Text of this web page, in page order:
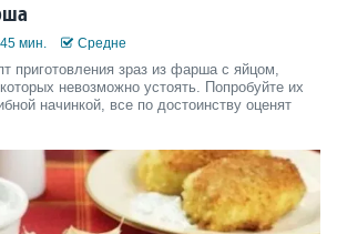
45 мин. Средне
приготовления зраз из фарша с яйцом,
невозможно устоять. Попробуйте их
начинкой, все по достоинству оценят